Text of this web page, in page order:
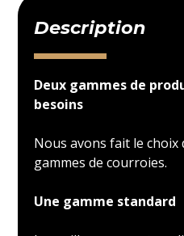
Description
Deux gammes de
besoins
Nous avons fait le
gammes de courroies.
Une gamme standard